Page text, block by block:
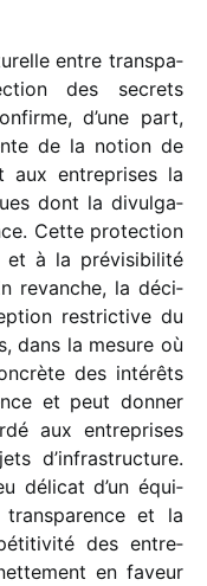
entre trans­pa­
des secrets
d’une part,
de la notion de
aux entre­prises la
dont la divul­ga­
Cette protec­tion
et à la prévi­si­bi­lité
revanche, la déci­
restric­tive du
dans la mesure où
des inté­rêts
et peut donner
aux entre­prises
d’infrastructure.
déli­cat d’un équi­
et la
des entre­
en faveur